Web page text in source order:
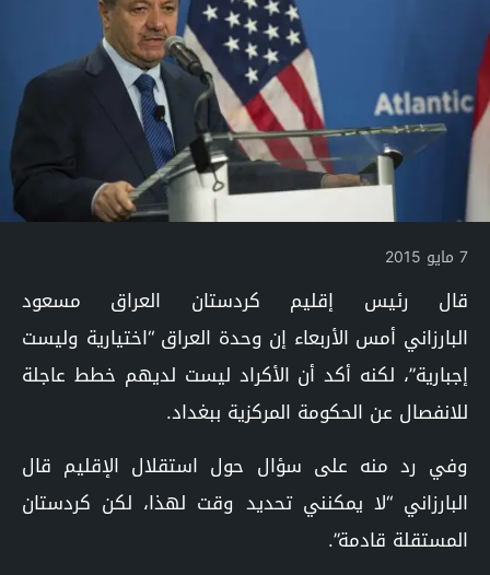
7 مايو 2015
قال رئيس إقليم كردستان العراق
مسعود
البارزاني أمس الأربعاء إن وحدة العراق “اختيارية وليست
إجبارية”، لكنه أكد أن الأكراد ليست لديهم خطط عاجلة
للانفصال عن الحكومة المركزية ببغداد.
وفي رد منه على سؤال حول استقلال الإقليم قال
البارزاني “لا يمكنني تحديد وقت لهذا، لكن كردستان
المستقلة قادمة”.